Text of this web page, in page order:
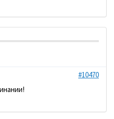
#10470